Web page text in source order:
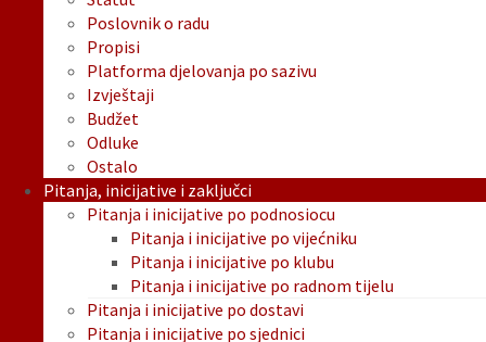
Poslovnik o radu
Propisi
Platforma djelovanja po sazivu
Izvještaji
Budžet
Odluke
Ostalo
Pitanja, inicijative i zaključci
Pitanja i inicijative po podnosiocu
Pitanja i inicijative po vijećniku
Pitanja i inicijative po klubu
Pitanja i inicijative po radnom tijelu
Pitanja i inicijative po dostavi
Pitanja i inicijative po sjednici